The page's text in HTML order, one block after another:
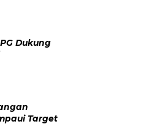
Dukung
Target